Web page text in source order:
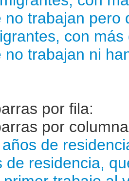
no trabajan
con
no trabajan ni
por fila:
por
de
de residencia,